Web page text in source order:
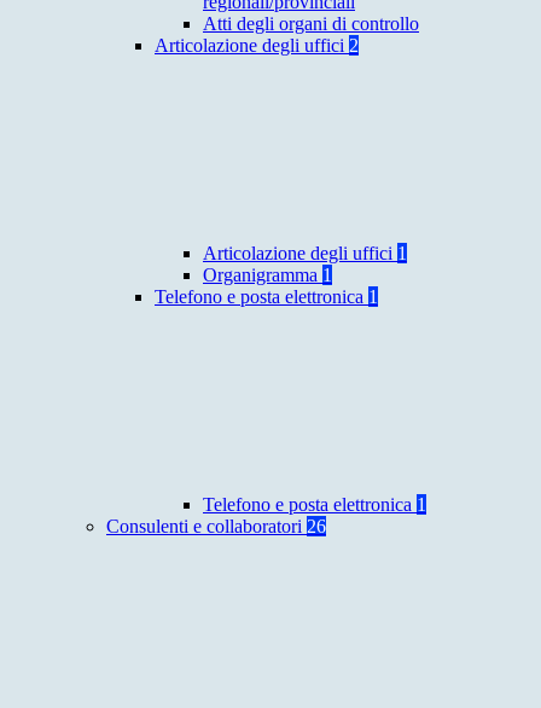
Atti degli organi di controllo
Articolazione degli uffici 2
Articolazione degli uffici 1
Organigramma 1
Telefono e posta elettronica 1
Telefono e posta elettronica 1
Consulenti e collaboratori 26